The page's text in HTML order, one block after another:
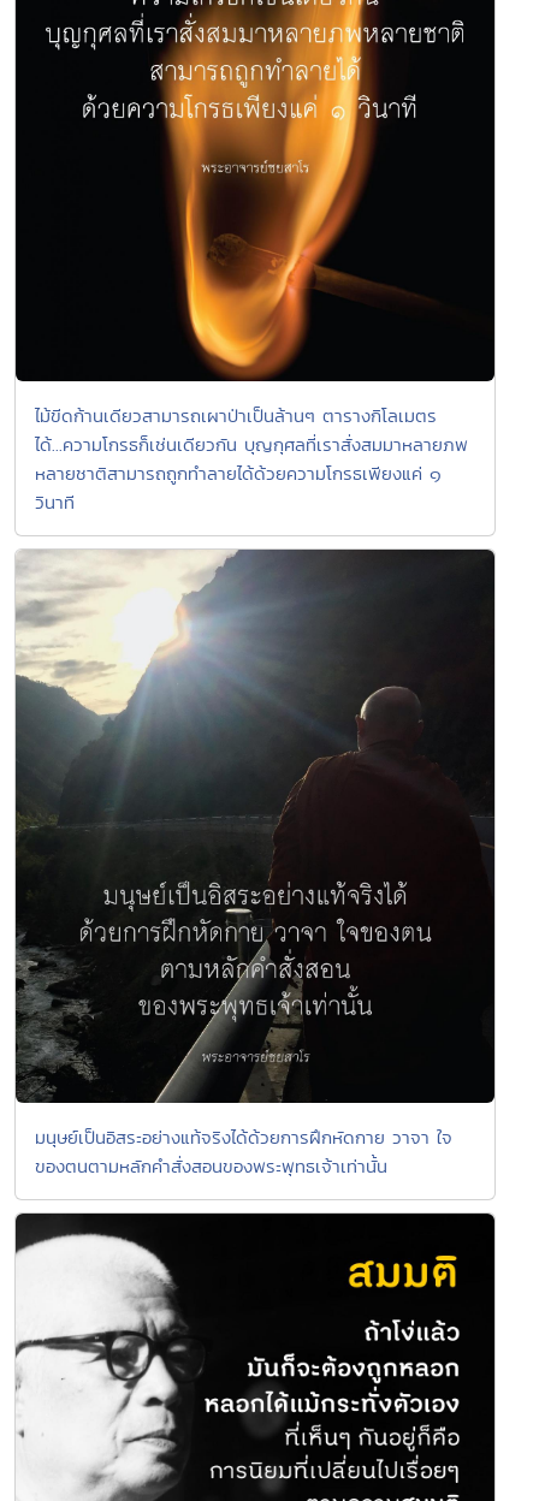
ไม้ขีดก้านเดียวสามารถเผาป่าเป็นล้านๆ ตารางกิโลเมตร
ได้...ความโกรธก็เช่นเดียวกัน บุญกุศลที่เราสั่งสมมาหลายภพ
หลายชาติสามารถถูกทำลายได้ด้วยความโกรธเพียงแค่ ๑
วินาที
มนุษย์เป็นอิสระอย่างแท้จริงได้ด้วยการฝึกหัดกาย วาจา ใจ
ของตนตามหลักคำสั่งสอนของพระพุทธเจ้าเท่านั้น